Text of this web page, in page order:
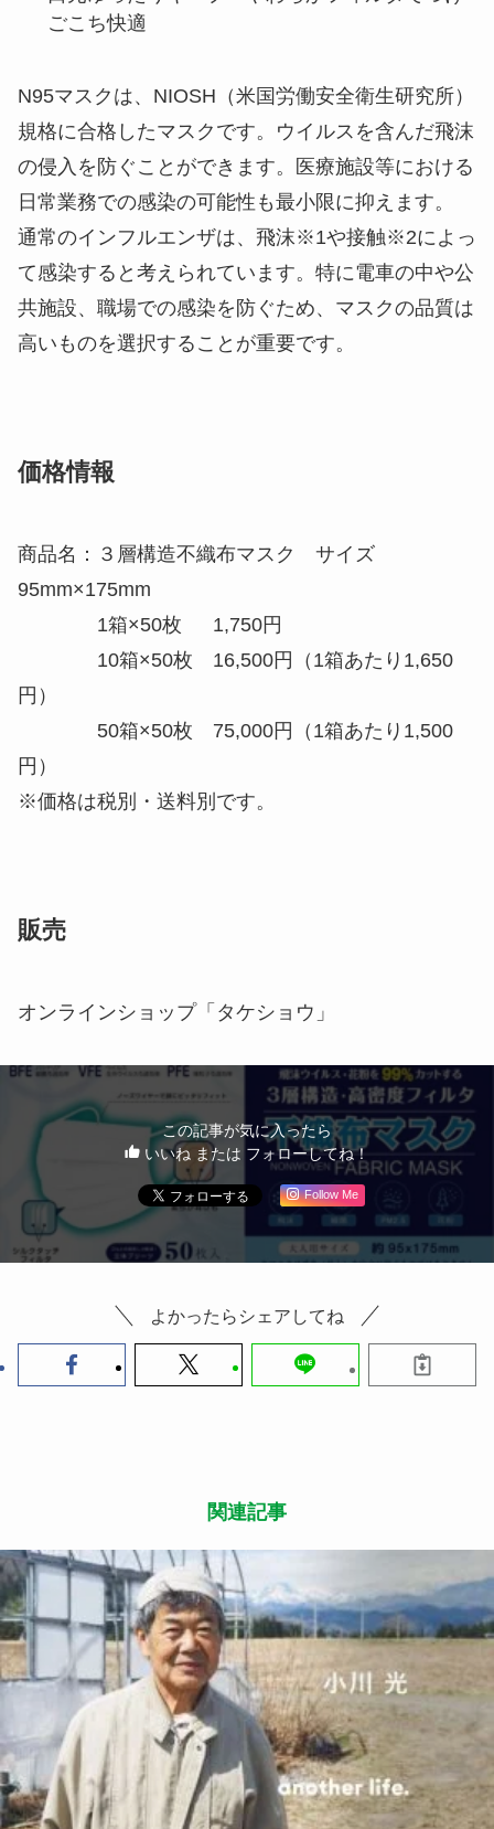
ごこち快適
N95マスクは、NIOSH（米国労働安全衛生研究所）
規格に合格したマスクです。ウイルスを含んだ飛沫
の侵入を防ぐことができます。医療施設等における
日常業務での感染の可能性も最小限に抑えます。
通常のインフルエンザは、飛沫※1や接触※2によっ
て感染すると考えられています。特に電車の中や公
共施設、職場での感染を防ぐため、マスクの品質は
高いものを選択することが重要です。
価格情報
商品名：３層構造不織布マスク サイズ
95mm×175mm
1箱×50枚 1,750円
10箱×50枚 16,500円（1箱あたり1,650
円）
50箱×50枚 75,000円（1箱あたり1,500
円）
※価格は税別・送料別です。
販売
オンラインショップ「タケショウ」
この記事が気に入ったら
いいね または フォローしてね！
Follow Me
よかったらシェアしてね
関連記事